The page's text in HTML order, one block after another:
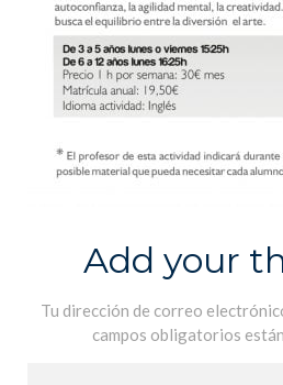
Add your
Tu dirección de correo
campos obligatorios